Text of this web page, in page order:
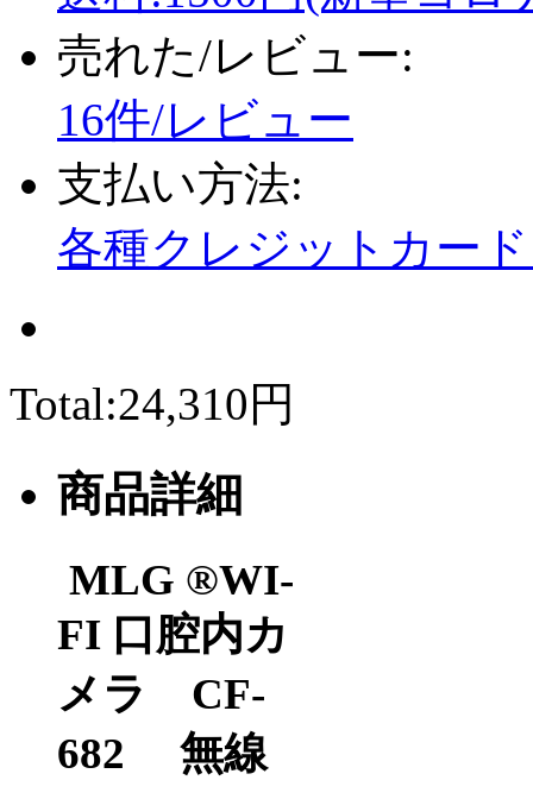
売れた/レビュー:
16件/レビュー
支払い方法:
各種クレジットカー
Total:24,310円
商品詳細
MLG ®WI-
FI 口腔内カ
メラ CF-
682
無線